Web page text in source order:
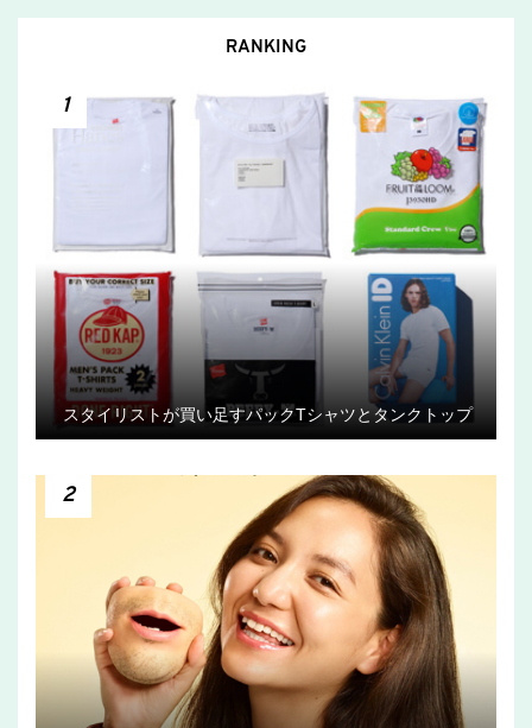
RANKING
1
スタイリストが買い足すパックTシャツとタンクトップ
2